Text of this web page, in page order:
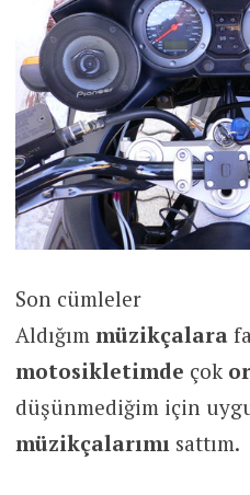
Son cümleler
Aldığım müzikçalara
motosikletimde çok
düşünmediğim için
müzikçalarımısattım.